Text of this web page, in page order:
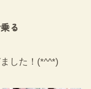
る
した！(*^^*)